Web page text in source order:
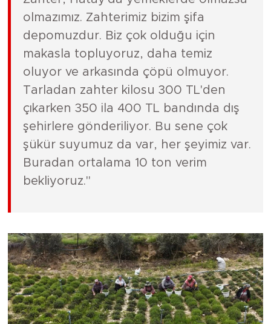
olmazımız. Zahterimiz bizim şifa
depomuzdur. Biz çok olduğu için
makasla topluyoruz, daha temiz
oluyor ve arkasında çöpü olmuyor.
Tarladan zahter kilosu 300 TL'den
çıkarken 350 ila 400 TL bandında dış
şehirlere gönderiliyor. Bu sene çok
şükür suyumuz da var, her şeyimiz var.
Buradan ortalama 10 ton verim
bekliyoruz."